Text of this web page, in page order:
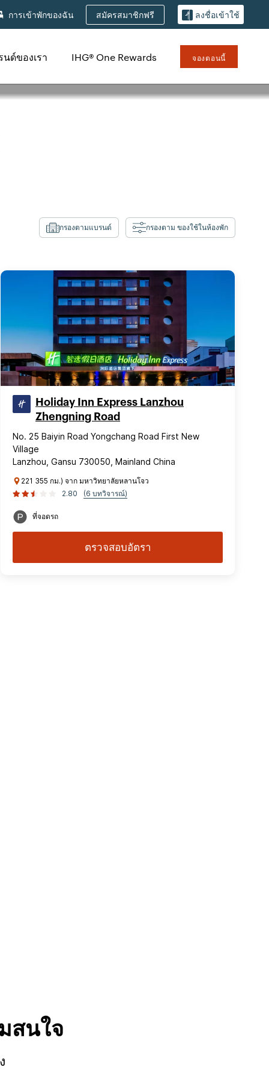
การเข้าพักของฉัน สมัครสมาชิกฟรี ลงชื่อเข้าใช้
นด์ของเรา IHG® One Rewards จองตอนนี้
กรองตามแบรนด์ กรองตาม ของใช้ในห้องพัก
Holiday Inn Express Lanzhou
Zhengning Road
No. 25 Baiyin Road Yongchang Road First New
Village
Lanzhou, Gansu 730050, Mainland China
221 355 กม.) จาก มหาวิทยาลัยหลานโจว
2.80
(6 บทวิจารณ์)
ที่จอดรถ
ตรวจสอบอัตรา
สนใจ